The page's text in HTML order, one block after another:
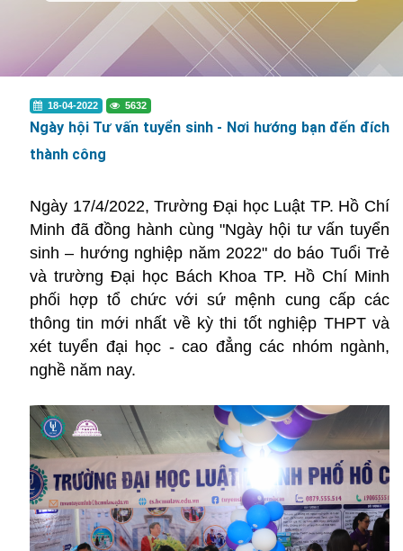
18-04-2022 5632
Ngày hội Tư vấn tuyển sinh - Nơi hướng bạn đến đích
thành công
Ngày 17/4/2022, Trường Đại học Luật TP. Hồ Chí
Minh đã đồng hành cùng "Ngày hội tư vấn tuyển
sinh – hướng nghiệp năm 2022" do báo Tuổi Trẻ
và trường Đại học Bách Khoa TP. Hồ Chí Minh
phối hợp tổ chức với sứ mệnh cung cấp các
thông tin mới nhất về kỳ thi tốt nghiệp THPT và
xét tuyển đại học - cao đẳng các nhóm ngành,
nghề năm nay.